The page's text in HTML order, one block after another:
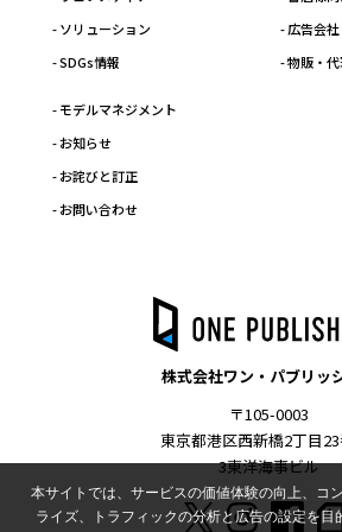
- ソリューション
- SDGs情報
- 広告会
- 物販・
- モデルマネジメント
- お知らせ
- お詫びと訂正
- お問い合わせ
株式会社ワン・パブリッ
〒105-0003
東京都港区西新橋2丁目
3東洋海事ビル
本サイトでは、サービスの価値体験の向上、コ
ライズ、トラフィックの分析と広告の設定を